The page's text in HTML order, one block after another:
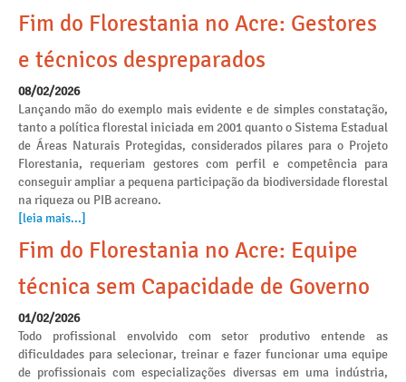
Fim do Florestania no Acre: Gestores
e técnicos despreparados
08/02/2026
Lançando mão do exemplo mais evidente e de simples constatação,
tanto a política florestal iniciada em 2001 quanto o Sistema Estadual
de Áreas Naturais Protegidas, considerados pilares para o Projeto
Florestania, requeriam gestores com perfil e competência para
conseguir ampliar a pequena participação da biodiversidade florestal
na riqueza ou PIB acreano.
[leia mais...]
Fim do Florestania no Acre: Equipe
técnica sem Capacidade de Governo
01/02/2026
Todo profissional envolvido com setor produtivo entende as
dificuldades para selecionar, treinar e fazer funcionar uma equipe
de profissionais com especializações diversas em uma indústria,